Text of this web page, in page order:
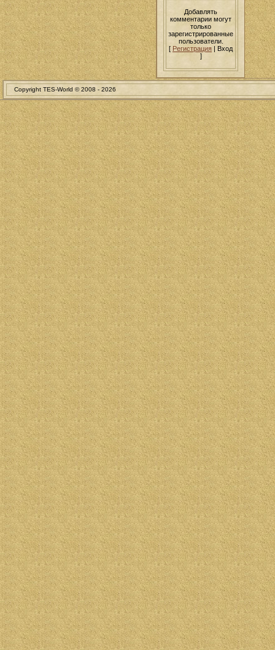
Добавлять
комментарии могут
только
зарегистрированные
пользователи.
[ Регистрация | Вход
]
Copyright TES-World © 2008 - 2026